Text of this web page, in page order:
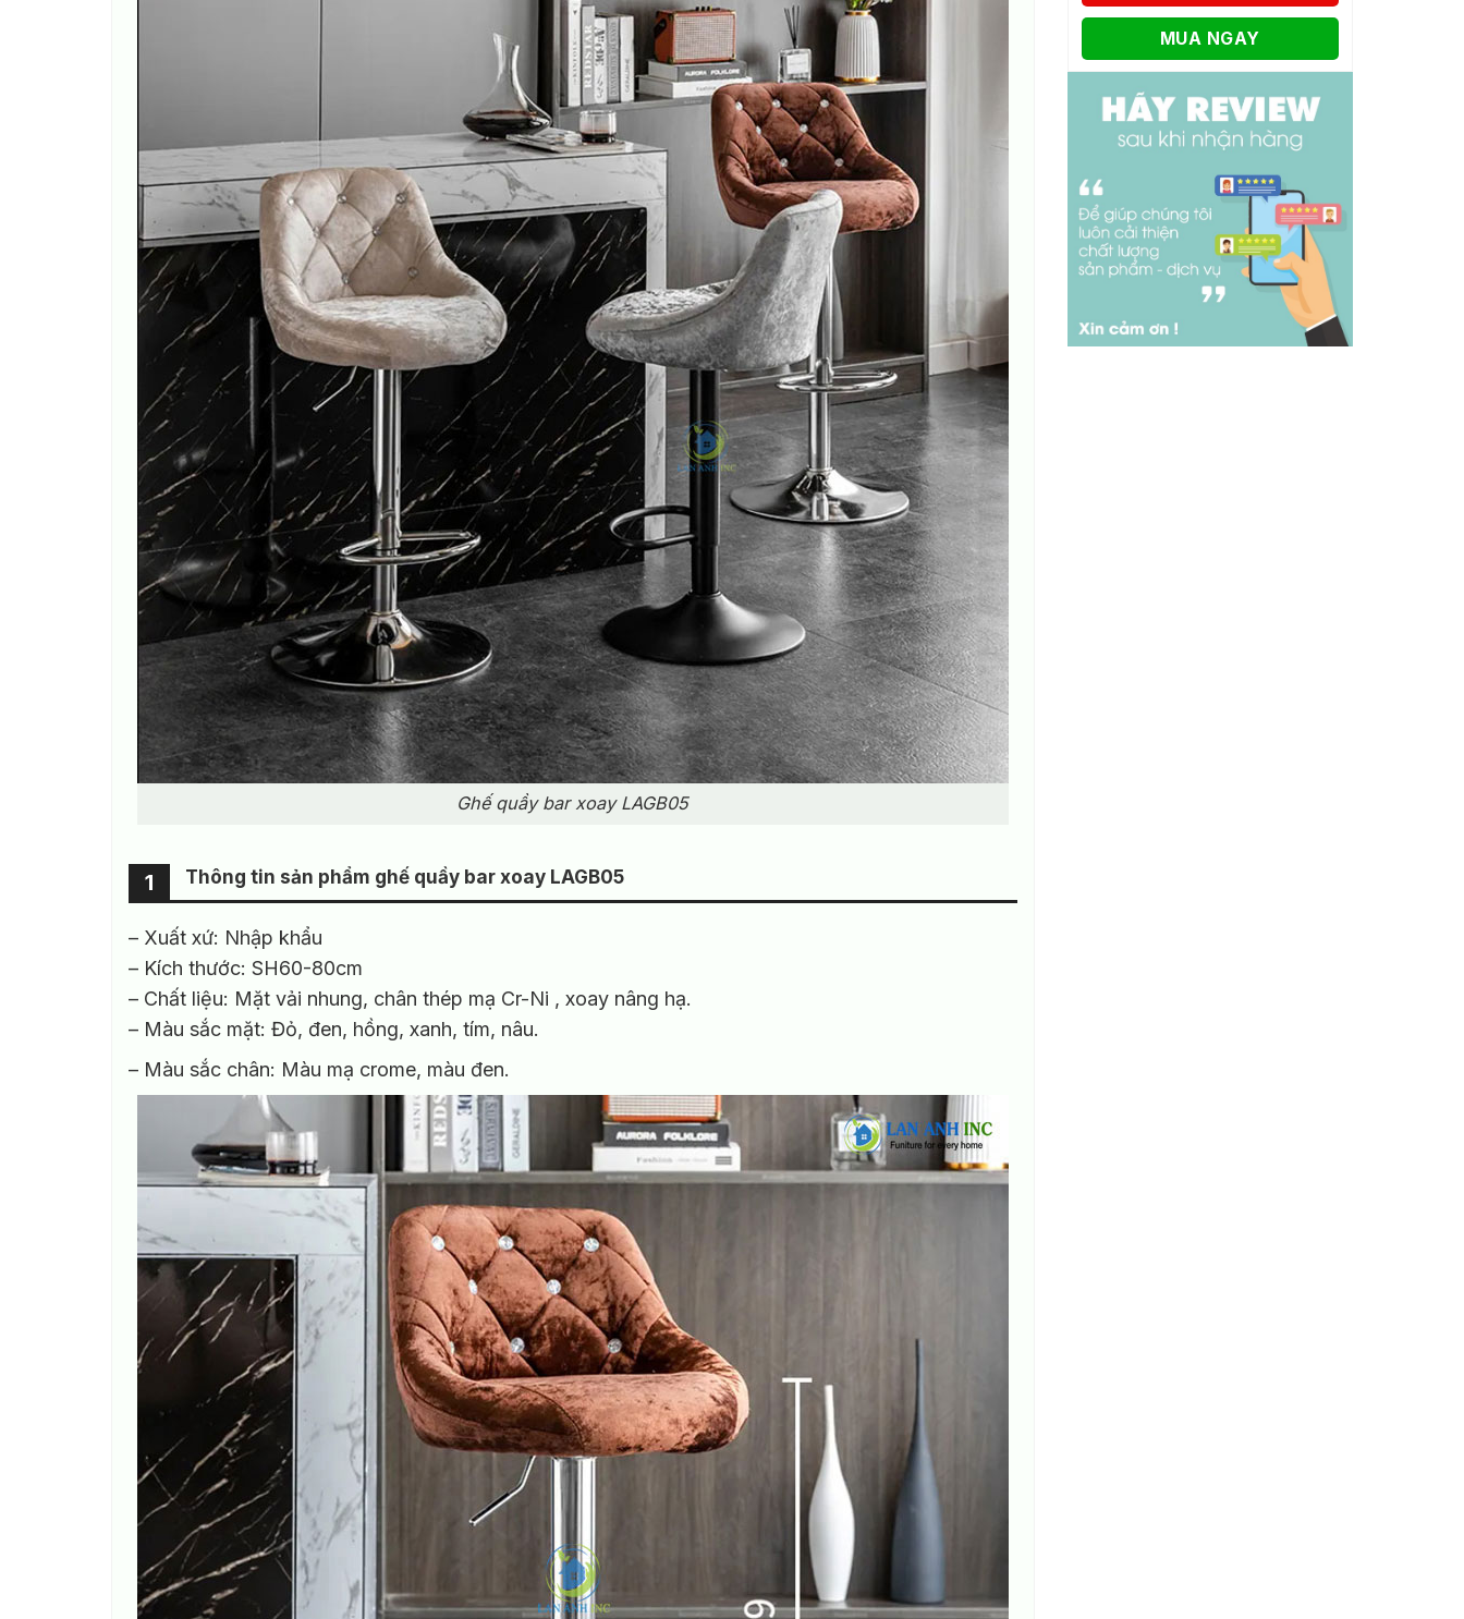
sản
phẩm
Ghế quầy bar xoay LAGB05
Thông tin sản phẩm ghế quầy bar xoay LAGB05
1
– Xuất xứ: Nhập khẩu
– Kích thước: SH60-80cm
– Chất liệu: Mặt vải nhung, chân thép mạ Cr-Ni , xoay nâng hạ.
– Màu sắc mặt: Đỏ, đen, hồng, xanh, tím, nâu.
– Màu sắc chân: Màu mạ crome, màu đen.
MUA NGAY